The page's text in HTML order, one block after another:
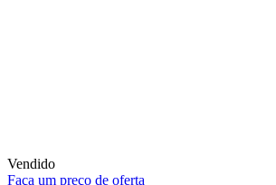
Vendido
Faça um preço de oferta